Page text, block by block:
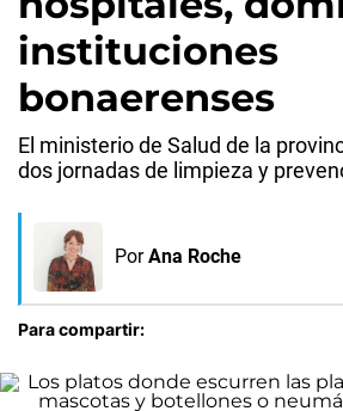
instituciones
bonaerenses
El ministerio de Salud de la
dos jornadas de limpieza y
Por Ana Roche
Para compartir: